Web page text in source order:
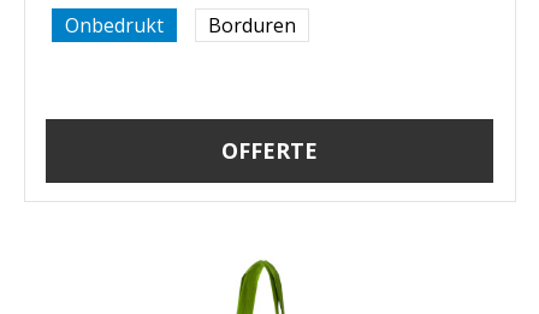
Onbedrukt
Borduren
OFFERTE